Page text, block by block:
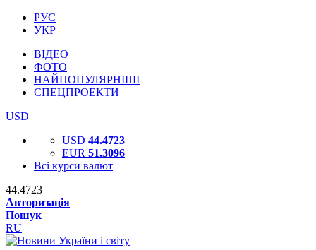
РУС
УКР
ВІДЕО
ФОТО
НАЙПОПУЛЯРНІШІ
СПЕЦПРОЕКТИ
USD
USD 44.4723
EUR 51.3096
Всі курси валют
44.4723
Авторизація
Пошук
RU